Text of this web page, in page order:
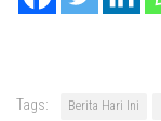
Tags: Berita Hari Ini